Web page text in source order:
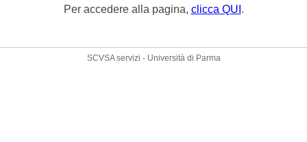
Per accedere alla pagina, clicca QUI .
SCVSA servizi - Università di Parma